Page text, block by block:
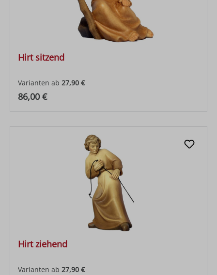
Hirt sitzend
Varianten ab 27,90 €
Regulärer Preis:
86,00 €
Hirt ziehend
Varianten ab 27,90 €